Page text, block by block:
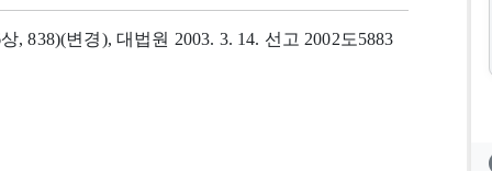
, 838)(변경), 대법원 2003. 3. 14. 선고 2002도5883